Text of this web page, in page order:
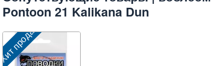
Pontoon 21 Kalikana Dun
продаж